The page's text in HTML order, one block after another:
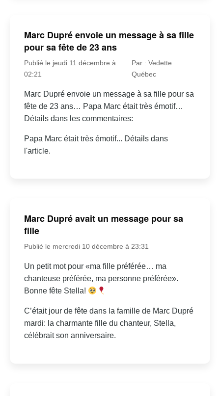
Marc Dupré envoie un message à sa fille
pour sa fête de 23 ans
Publié le jeudi 11 décembre à
02:21
Par : Vedette
Québec
Marc Dupré envoie un message à sa fille pour sa
fête de 23 ans… Papa Marc était très émotif…
Détails dans les commentaires:
Papa Marc était très émotif... Détails dans
l'article.
Marc Dupré avait un message pour sa
fille
Publié le mercredi 10 décembre à 23:31
Un petit mot pour «ma fille préférée… ma
chanteuse préférée, ma personne préférée».
Bonne fête Stella!
C’était jour de fête dans la famille de Marc Dupré
mardi: la charmante fille du chanteur, Stella,
célébrait son anniversaire.